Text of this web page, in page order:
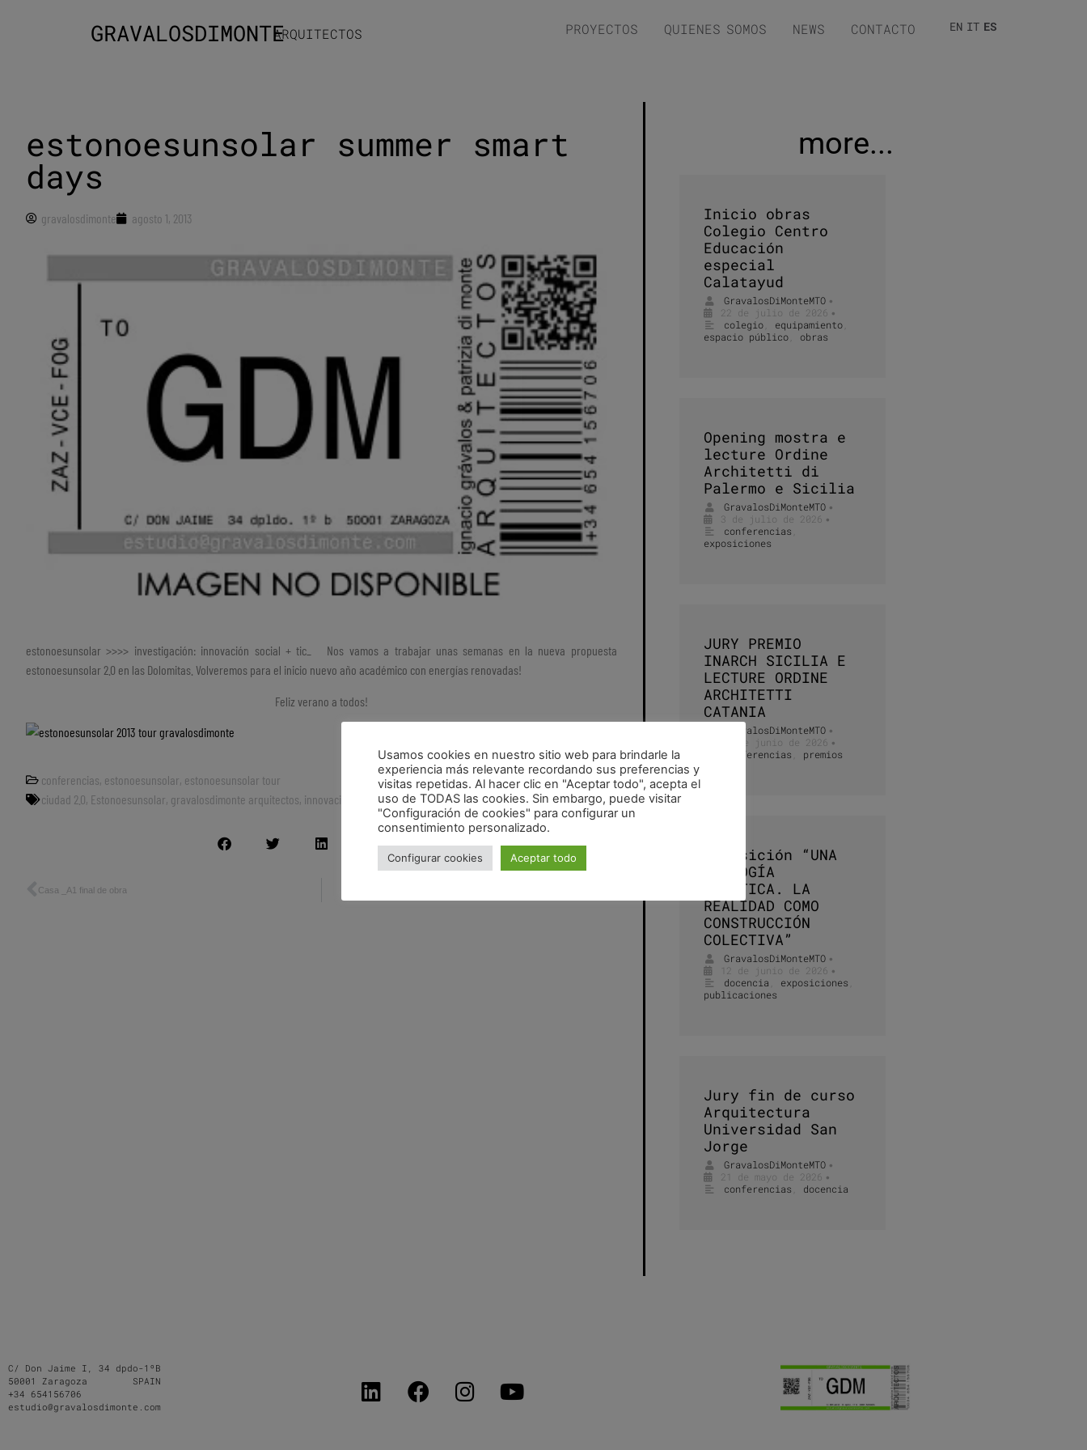
GRAVALOSDIMONTEARQUITECTOS PROYECTOS QUIENES SOMOS NEWS CONTACTO EN IT ES
estonoesunsolar summer smart
days
gravalosdimonte agosto 1, 2013
estonoesunsolar >>>> investigación: innovación social + tic_ Nos vamos a trabajar unas semanas en la nueva propuesta
estonoesunsolar 2.0 en las Dolomitas. Volveremos para el inicio nuevo año académico con energías renovadas!
Feliz verano a todos!
conferencias, estonoesunsolar, estonoesunsolar tour
ciudad 2.0, Estonoesunsolar, gravalosdimonte arquitectos, innovación social,sensible city,smart city,smart days, TIC
Casa _A1 final de obra
more...
Inicio obras
Colegio Centro
Educación
especial
Calatayud
GravalosDiMonteMTO •
22 de julio de 2026 •
colegio, equipamiento,
espacio público, obras
Opening mostra e
lecture Ordine
Architetti di
Palermo e Sicilia
GravalosDiMonteMTO •
3 de julio de 2026 •
conferencias
exposiciones
JURY PREMIO
INARCH SICILIA E
LECTURE ORDINE
ARCHITETTI
CATANIA
GravalosDiMonteMTO •
30 de junio de 2026 •
conferencias premios
Exposición “UNA
TRILOGÍA
CUÁNTICA. LA
REALIDAD COMO
CONSTRUCCIÓN
COLECTIVA”
GravalosDiMonteMTO •
12 de junio de 2026 •
docencia exposiciones
publicaciones
Jury fin de curso
Arquitectura
Universidad San
Jorge
GravalosDiMonteMTO •
21 de mayo de 2026 •
conferencias docencia
C/ Don Jaime I, 34 dpdo-1ºB
50001 Zaragoza SPAIN
+34 654156706
estudio@gravalosdimonte.com
Usamos cookies en nuestro sitio web para brindarle la
experiencia más relevante recordando sus preferencias y
visitas repetidas. Al hacer clic en "Aceptar todo", acepta el
uso de TODAS las cookies. Sin embargo, puede visitar
"Configuración de cookies" para configurar un
consentimiento personalizado.
Configurar cookies Aceptar todo